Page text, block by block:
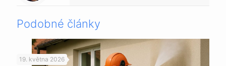
Podobné články
19. května 2026